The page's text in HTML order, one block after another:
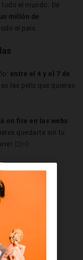
el mundo. De
un millón de
el país.
entre el 4 y el 7 de
las pelis que quieras
on fire en las webs
quedarte sin tu
🏃‍♂️💨
5, 6 y 7 de
de